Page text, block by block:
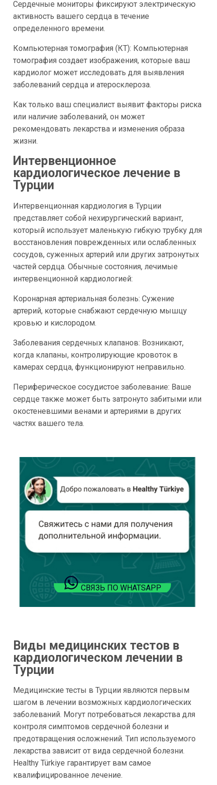
Сердечные мониторы фиксируют электрическую
активность вашего сердца в течение
определенного времени.
Компьютерная томография (КТ): Компьютерная
томография создает изображения, которые ваш
кардиолог может исследовать для выявления
заболеваний сердца и атеросклероза.
Как только ваш специалист выявит факторы риска
или наличие заболеваний, он может
рекомендовать лекарства и изменения образа
жизни.
Интервенционное
кардиологическое лечение в
Турции
Интервенционная кардиология в Турции
представляет собой нехирургический вариант,
который использует маленькую гибкую трубку для
восстановления поврежденных или ослабленных
сосудов, суженных артерий или других затронутых
частей сердца. Обычные состояния, лечимые
интервенционной кардиологией:
Коронарная артериальная болезнь: Сужение
артерий, которые снабжают сердечную мышцу
кровью и кислородом.
Заболевания сердечных клапанов: Возникают,
когда клапаны, контролирующие кровоток в
камерах сердца, функционируют неправильно.
Периферическое сосудистое заболевание: Ваше
сердце также может быть затронуто забитыми или
окостеневшими венами и артериями в других
частях вашего тела.
СВЯЗЬ ПО WHATSAPP
Виды медицинских тестов в
кардиологическом лечении в
Турции
Медицинские тесты в Турции являются первым
шагом в лечении возможных кардиологических
заболеваний. Могут потребоваться лекарства для
контроля симптомов сердечной болезни и
предотвращения осложнений. Тип используемого
лекарства зависит от вида сердечной болезни.
Healthy Türkiye гарантирует вам самое
квалифицированное лечение.